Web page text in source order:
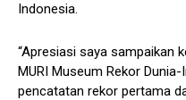
Indonesia.
“Apresiasi saya sampaikan
MURI Museum Rekor
pencatatan rekor pertama